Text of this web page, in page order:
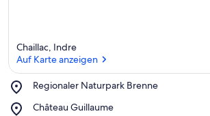
Chaillac, Indre
Auf Karte anzeigen
Regionaler Naturpark Brenne
Place,
Naturpark
Château Guillaume
Place,